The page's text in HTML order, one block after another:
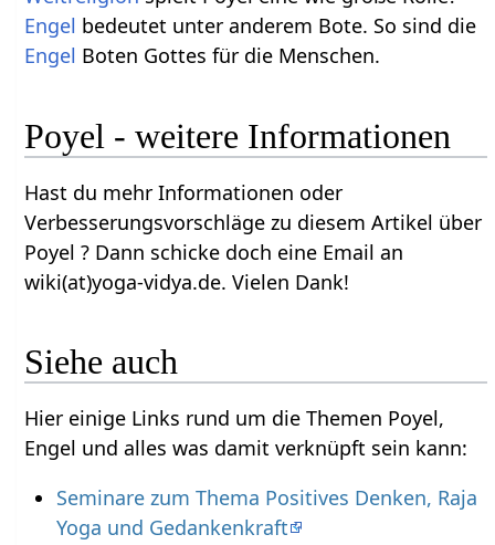
Engel bedeutet unter anderem Bote. So sind die
Engel Boten Gottes für die Menschen.
Poyel - weitere Informationen
Hast du mehr Informationen oder
Verbesserungsvorschläge zu diesem Artikel über
Poyel ? Dann schicke doch eine Email an
wiki(at)yoga-vidya.de. Vielen Dank!
Siehe auch
Hier einige Links rund um die Themen Poyel,
Engel und alles was damit verknüpft sein kann:
Seminare zum Thema Positives Denken, Raja
Yoga und Gedankenkraft